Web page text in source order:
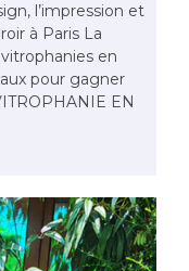
l’impression et
à Paris La
en
pour gagner
EN